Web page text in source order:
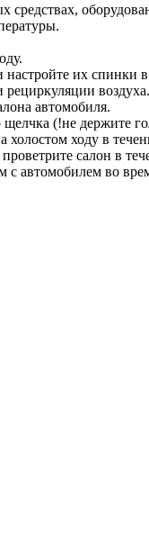
настройте их спинки
воздуха.
автомобиля.
(!не держите
холостом ходу в
салон в
во